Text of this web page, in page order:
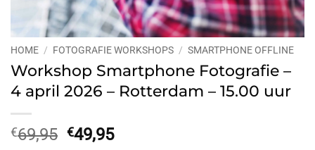
HOME / FOTOGRAFIE WORKSHOPS / SMARTPHONE OFFLINE
Workshop Smartphone Fotografie –
4 april 2026 – Rotterdam – 15.00 uur
€69,95 Oorspronkelijke
€49,95Huidige